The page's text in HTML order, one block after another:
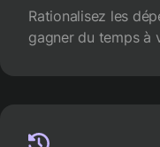
Rationalisez les
gagner du temps à